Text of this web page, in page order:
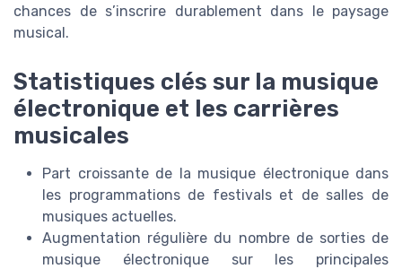
chances de s’inscrire durablement dans le paysage
musical.
Statistiques clés sur la musique
électronique et les carrières
musicales
Part croissante de la musique électronique dans
les programmations de festivals et de salles de
musiques actuelles.
Augmentation régulière du nombre de sorties de
musique électronique sur les principales